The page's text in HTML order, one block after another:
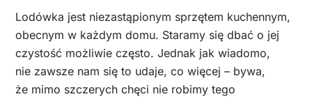
Lodówka jest niezastąpionym sprzętem kuchennym,
obecnym w każdym domu. Staramy się dbać o jej
czystość możliwie często. Jednak jak wiadomo,
nie zawsze nam się to udaje, co więcej – bywa,
że mimo szczerych chęci nie robimy tego